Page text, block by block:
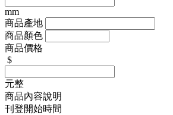
mm
商品產地
商品顏色
商品價格
$
元整
商品內容說明
刊登開始時間